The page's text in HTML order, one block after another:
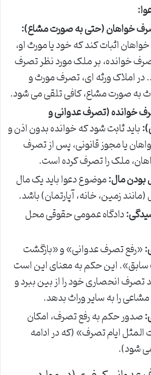
خواهان (حتی به صورت مشاع):
اثبات کند که خود یا مورث او،
خوانده، بر ملک مورد نظر تصرف
در املاک ورثه ای، تصرف مورث و
به صورت مشاع، کافی تلقی می شود.
خوانده (تصرف عدوانی و
باید ثابت شود که خوانده بدون اذن و
یا مجوز قانونی، پس از تصرف
ملک را تصرف کرده است.
بودن مال:موضوع دعوا باید یک مال
زمین، خانه، آپارتمان) باشد.
دادگاه عمومی حقوقی محل
«رفع تصرف عدوانی» و «بازگشت
این حکم به معنای این است
تصرف انحصاری خود را از بین ببرد و
مشاعی را به سایر وراث بدهد.
صدور حکم به رفع تصرف، امکان
ایام تصرف» (که در ادامه
شود).